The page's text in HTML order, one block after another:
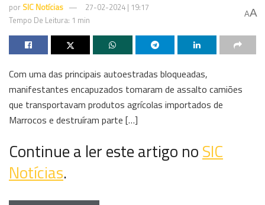
por SIC Notícias
27-02-2024 | 19:17
Tempo De Leitura: 1 min
AA
Com uma das principais autoestradas bloqueadas,
manifestantes encapuzados tomaram de assalto camiões
que transportavam produtos agrícolas importados de
Marrocos e destruíram parte […]
Continue a ler este artigo noSIC
Notícias.